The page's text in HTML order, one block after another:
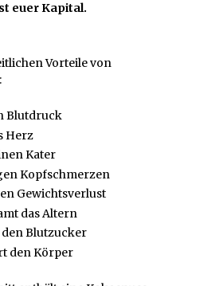
euer Kapital.
Vorteile von
Blutdruck
Herz
Kater
Kopfschmerzen
Gewichtsverlust
das Altern
Blutzucker
den Körper